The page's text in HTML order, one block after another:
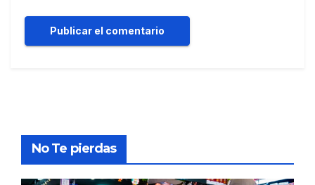
No Te pierdas